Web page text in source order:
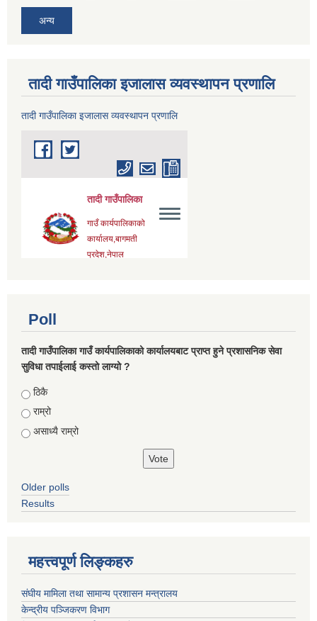
अन्य
तादी गाउँपालिका इजालास व्यवस्थापन प्रणालि
तादी गाउँपालिका इजालास व्यवस्थापन प्रणालि
Poll
तादी गाउँपालिका गाउँ कार्यपालिकाको कार्यालयबाट प्राप्त हुने प्रशासनिक सेवा
सुविधा तपाईलाई कस्तो लाग्यो ?
Choices
ठिकै
राम्रो
असाध्यै राम्रो
Older polls
Results
महत्त्वपूर्ण लिङ्कहरु
संघीय मामिला तथा सामान्य प्रशासन मन्त्रालय
केन्द्रीय पञ्जिकरण विभाग